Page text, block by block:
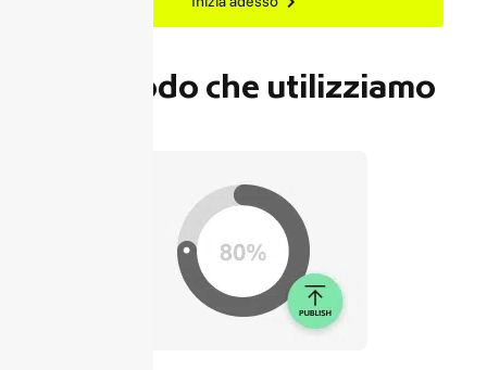
Il metodo che utilizziamo